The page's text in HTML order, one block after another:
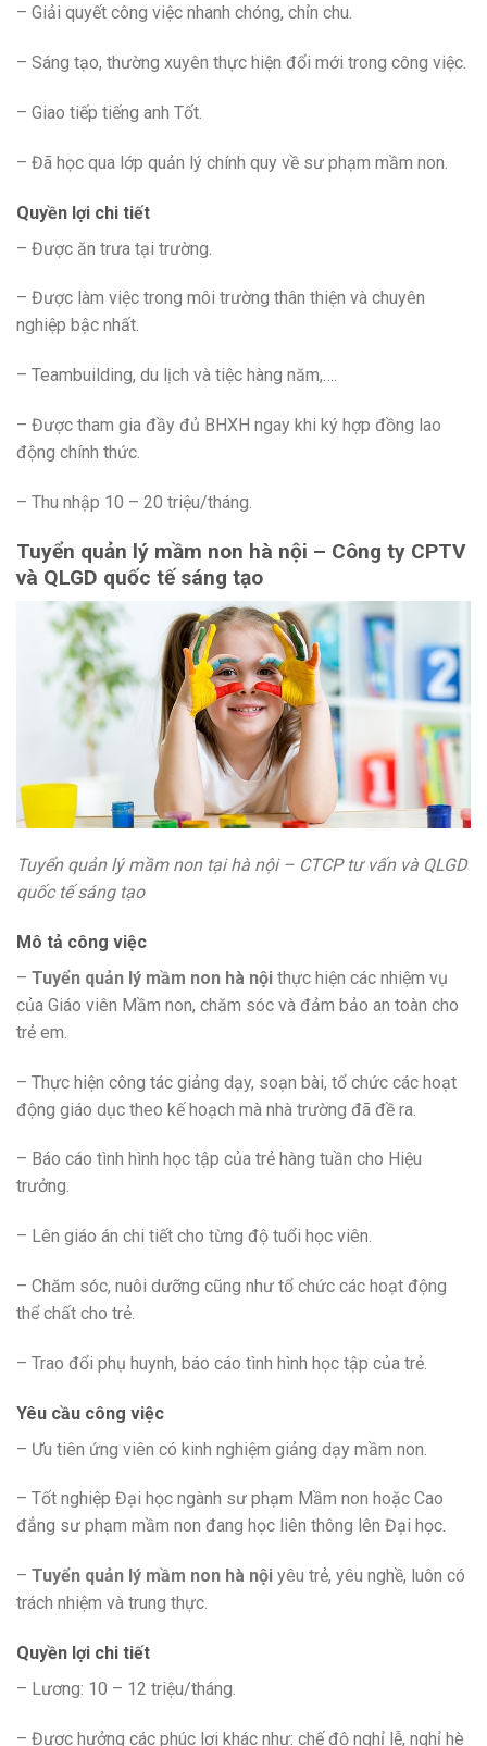
– Giải quyết công việc nhanh chóng, chỉn chu.
– Sáng tạo, thường xuyên thực hiện đổi mới trong công việc.
– Giao tiếp tiếng anh Tốt.
– Đã học qua lớp quản lý chính quy về sư phạm mầm non.
Quyền lợi chi tiết
– Được ăn trưa tại trường.
– Được làm việc trong môi trường thân thiện và chuyên
nghiệp bậc nhất.
– Teambuilding, du lịch và tiệc hàng năm,….
– Được tham gia đầy đủ BHXH ngay khi ký hợp đồng lao
động chính thức.
– Thu nhập 10 – 20 triệu/tháng.
Tuyển quản lý mầm non hà nội – Công ty CPTV
và QLGD quốc tế sáng tạo
Tuyển quản lý mầm non tại hà nội – CTCP tư vấn và QLGD
quốc tế sáng tạo
Mô tả công việc
– Tuyển quản lý mầm non hà nội thực hiện các nhiệm vụ
của Giáo viên Mầm non, chăm sóc và đảm bảo an toàn cho
trẻ em.
– Thực hiện công tác giảng dạy, soạn bài, tổ chức các hoạt
động giáo dục theo kế hoạch mà nhà trường đã đề ra.
– Báo cáo tình hình học tập của trẻ hàng tuần cho Hiệu
trưởng.
– Lên giáo án chi tiết cho từng độ tuổi học viên.
– Chăm sóc, nuôi dưỡng cũng như tổ chức các hoạt động
thể chất cho trẻ.
– Trao đổi phụ huynh, báo cáo tình hình học tập của trẻ.
Yêu cầu công việc
– Ưu tiên ứng viên có kinh nghiệm giảng dạy mầm non.
– Tốt nghiệp Đại học ngành sư phạm Mầm non hoặc Cao
đẳng sư phạm mầm non đang học liên thông lên Đại học.
– Tuyển quản lý mầm non hà nội yêu trẻ, yêu nghề, luôn có
trách nhiệm và trung thực.
Quyền lợi chi tiết
– Lương: 10 – 12 triệu/tháng.
– Được hưởng các phúc lợi khác như: chế độ nghỉ lễ, nghỉ hè